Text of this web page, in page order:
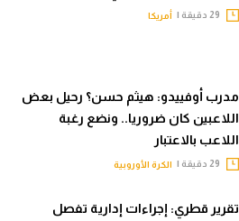
أمريكا
مدرب أوفييدو: هيثم حسن؟ رحيل بعض
اللاعبين كان ضروريا.. ونضع رغبة
اللاعب بالاعتبار
الكرة الأوروبية
تقرير قطري: إجراءات إدارية تفصل